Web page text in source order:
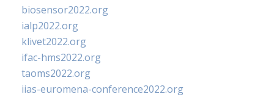
biosensor2022.org
ialp2022.org
klivet2022.org
ifac-hms2022.org
taoms2022.org
iias-euromena-conference2022.org